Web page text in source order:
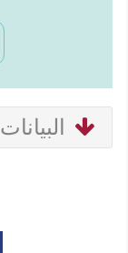
البيانات